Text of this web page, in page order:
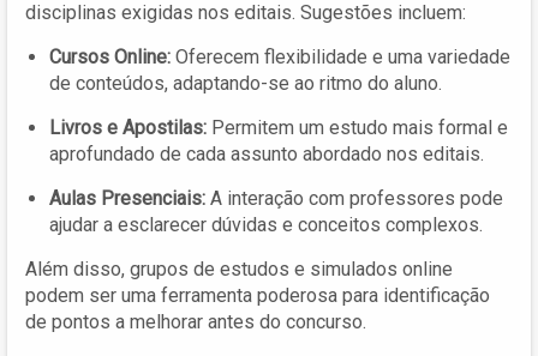
disciplinas exigidas nos editais. Sugestões incluem:
Cursos Online: Oferecem flexibilidade e uma variedade
de conteúdos, adaptando-se ao ritmo do aluno.
Livros e Apostilas: Permitem um estudo mais formal e
aprofundado de cada assunto abordado nos editais.
Aulas Presenciais: A interação com professores pode
ajudar a esclarecer dúvidas e conceitos complexos.
Além disso, grupos de estudos e simulados online
podem ser uma ferramenta poderosa para identificação
de pontos a melhorar antes do concurso.